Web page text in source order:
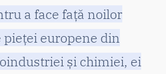
a face față noilor
europene din
și chimiei, ei